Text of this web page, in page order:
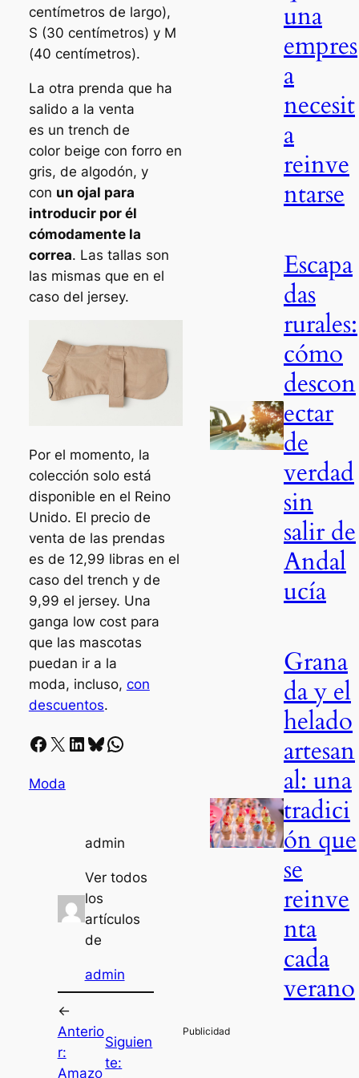
centímetros de largo),
S (30 centímetros) y M
(40 centímetros).
La otra prenda que ha
salido a la venta
es un trench de
color beige con forro en
gris, de algodón, y
con un ojal para
introducir por él
cómodamente la
correa. Las tallas son
las mismas que en el
caso del jersey.
Por el momento, la
colección solo está
disponible en el Reino
Unido. El precio de
venta de las prendas
es de 12,99 libras en el
caso del trench y de
9,99 el jersey. Una
ganga low costpara
que las mascotas
puedan ir a la
moda, incluso, con
descuentos.
Facebook X LinkedIn Bluesky Whatsapp
Moda
admin
Ver todos
los
artículos
de
admin
←
Anterio
r:
Amazo
Siguien
te:
una
empres
a
necesit
a
reinve
ntarse
Escapa
das
rurales:
cómo
descon
ectar
de
verdad
sin
salir de
Andal
ucía
Grana
da y el
helado
artesan
al: una
tradici
ón que
se
reinve
nta
cada
verano